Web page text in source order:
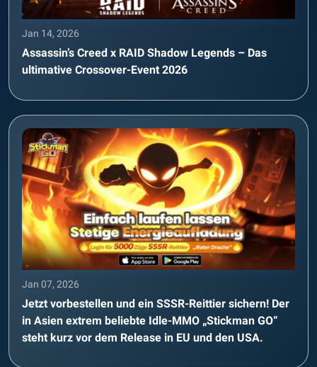
Jan 14, 2026
Assassin’s Creed x RAID Shadow Legends – Das
ultimative Crossover-Event 2026
Jan 07, 2026
Jetzt vorbestellen und ein SSSR-Reittier sichern! Der
in Asien extrem beliebte Idle-MMO „Stickman GO“
steht kurz vor dem Release in EU und den USA.